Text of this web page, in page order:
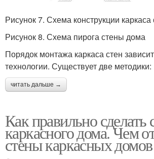
Рисунок 7. Схема конструкции каркаса
Рисунок 8. Схема пирога стены дома
Порядок монтажа каркаса стен
технологии. Существует две методики:
читать дальше →
Как правильно сделать
каркасного дома. Чем
стены каркасных домов